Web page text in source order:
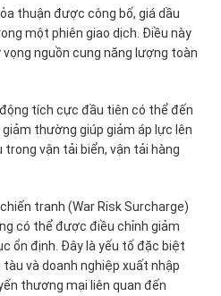
thuận được công bố, giá dầu
một phiên giao dịch. Điều này
nguồn cung năng lượng toàn
tích cực đầu tiên có thể đến
giảm thường giúp giảm áp lực lên
trong vận tải biển, vận tải hàng
tranh (War Risk Surcharge)
có thể được điều chỉnh giảm
ổn định. Đây là yếu tố đặc biệt
và doanh nghiệp xuất nhập
thương mại liên quan đến